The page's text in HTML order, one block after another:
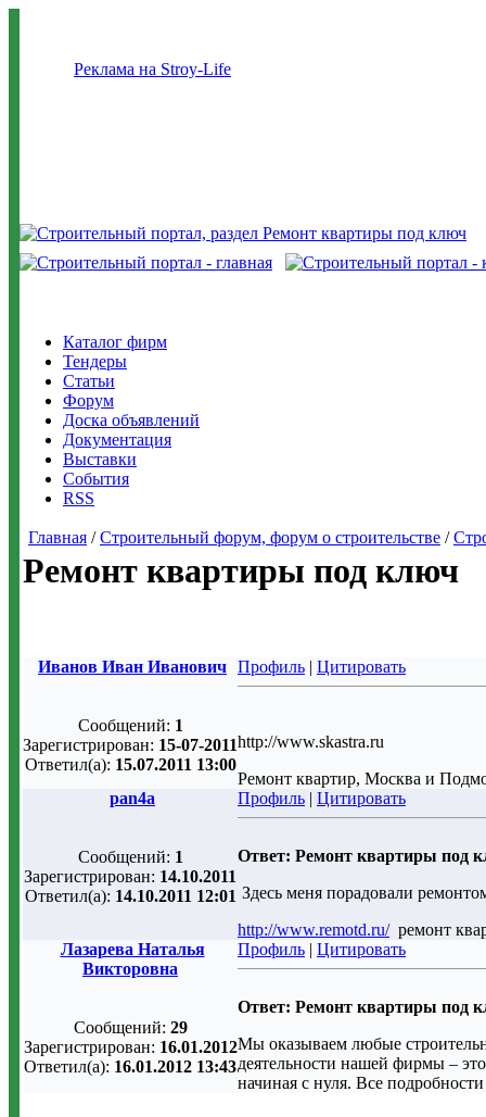
Реклама на Stroy-Life
Каталог фирм
Тендеры
Статьи
Форум
Доска объявлений
Документация
Выставки
События
RSS
Главная /Строительный форум, форум о строительстве /
Ремонт квартиры под ключ
Иванов Иван Иванович
Сообщений: 1
Зарегистрирован: 15-07-2011
Ответил(а): 15.07.2011 13:00
Профиль | Цитировать
http://www.skastra.ru
Ремонт квартир, Москва и
pan4a
Сообщений: 1
Зарегистрирован: 14.10.2011
Ответил(а): 14.10.2011 12:01
Профиль | Цитировать
Ответ: Ремонт квартиры под
Здесь меня порадовали
http://www.remotd.ru/ремонт
Лазарева Наталья
Викторовна
Сообщений: 29
Зарегистрирован: 16.01.2012
Ответил(а): 16.01.2012 13:43
Профиль | Цитировать
Ответ: Ремонт квартиры под
Мы оказываем любые
деятельности нашей фирмы –
начиная с нуля. Все